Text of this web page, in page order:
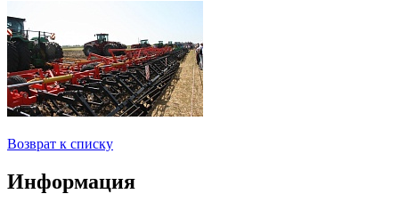
Возврат к списку
Информация